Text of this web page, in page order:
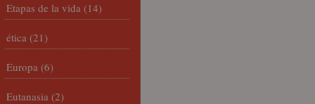
Etapas de la vida (14)
ética (21)
Europa (6)
Eutanasia (2)